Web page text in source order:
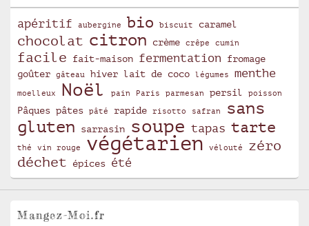
apéritif aubergine bio biscuit caramel
chocolat citron crème crêpe cumin
facile fait-maison fermentation
fromage
goûter
gâteau hiver lait de coco légumes menthe
moelleux Noël pain Paris parmesan persil poisson
Pâques pâtes pâté rapide risotto safran
sans
gluten
sarrasin soupe tapas tarte
thé vin rouge végétarien vélouté
zéro
déchet
épices été
Mangez-Moi.fr